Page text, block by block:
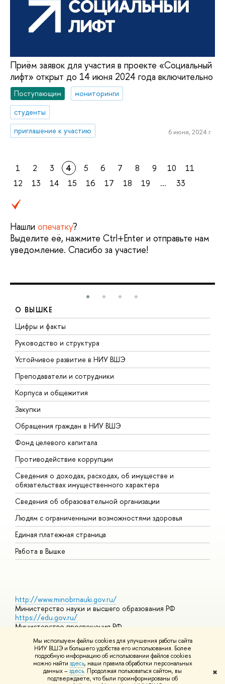
Мы используем файлы cookies для улучшения работы сайта
НИУ ВШЭ и большего удобства его использования. Более
подробную информацию об использовании файлов cookies
можно найти здесь, наши правила обработки персональных
данных –здесь. Продолжая пользоваться сайтом, вы
подтверждаете, что были проинформированы об
✖
Приём заявок для участия в проекте «Социальный
лифт» открыт до 14 июня 2024 года включительно
Поступающим
мониторинги
студенты
приглашение к участию
6 июня, 2024 г.
1 2 3 4 5 6 7 8 9 10
11
12
13 14 15 16 17 18 19 ... 33
Нашли опечатку?
Выделите её, нажмите Ctrl+Enter и отправьте нам
уведомление. Спасибо за участие!
О ВЫШКЕ
Цифры и факты
Руководство и структура
Устойчивое развитие в НИУ ВШЭ
Преподаватели и сотрудники
Корпуса и общежития
Закупки
Обращения граждан в НИУ ВШЭ
Фонд целевого капитала
Противодействие коррупции
Сведения о доходах, расходах, об имуществе и
обязательствах имущественного характера
Сведения об образовательной организации
Людям с ограниченными возможностями здоровья
Единая платежная страница
Работа в Вышке
http://www.minobrnauki.gov.ru/
Министерство науки и высшего образования РФ
https://edu.gov.ru/
Министерство просвещения РФ
https://elearning.hse.ru/mooc
Массовые открытые онлайн-курсы
© НИУ ВШЭ 1993–2026 Адреса и контактыУсловия
использования материалов Политика конфиденциальности